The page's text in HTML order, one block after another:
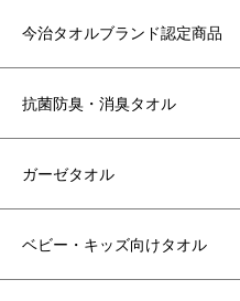
今治タオルブランド認定商品
抗菌防臭・消臭タオル
ガーゼタオル
ベビー・キッズ向けタオル